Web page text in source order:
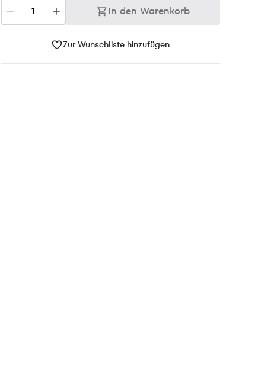
In den Warenkorb
Zur Wunschliste hinzufügen